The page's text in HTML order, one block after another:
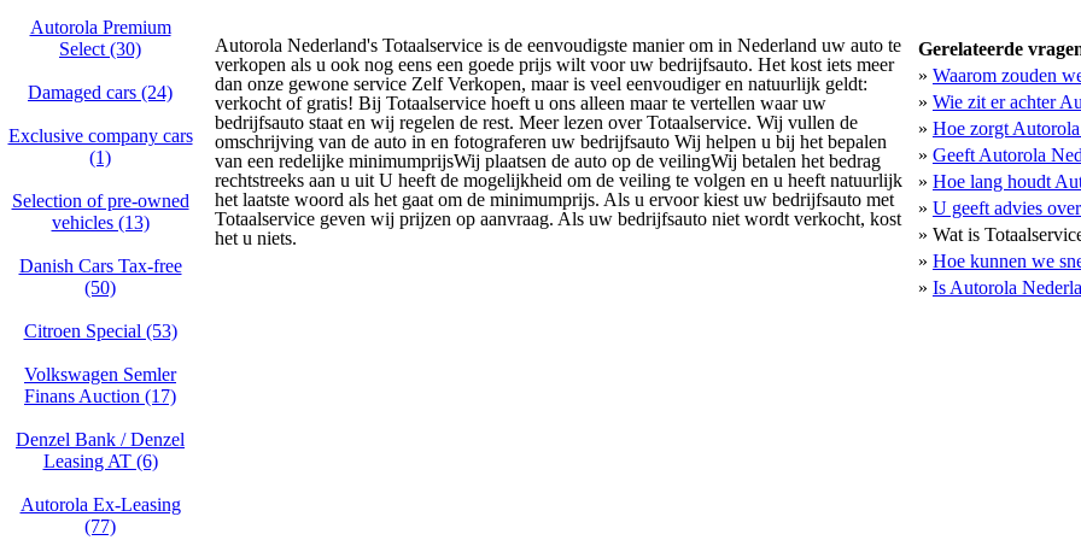
Autorola Premium
Select (30)
Damaged cars (24)
Exclusive company cars
(1)
Selection of pre-owned
vehicles (13)
Danish Cars Tax-free
(50)
Citroen Special (53)
Volkswagen Semler
Finans Auction (17)
Denzel Bank / Denzel
Leasing AT (6)
Autorola Ex-Leasing
(77)
Autorola Nederland's Totaalservice is de eenvoudigste manier om in Nederland uw auto te
verkopen als u ook nog eens een goede prijs wilt voor uw bedrijfsauto. Het kost iets meer
dan onze gewone service Zelf Verkopen, maar is veel eenvoudiger en natuurlijk geldt:
verkocht of gratis! Bij Totaalservice hoeft u ons alleen maar te vertellen waar uw
bedrijfsauto staat en wij regelen de rest. Meer lezen over Totaalservice. Wij vullen de
omschrijving van de auto in en fotograferen uw bedrijfsauto Wij helpen u bij het bepalen
van een redelijke minimumprijsWij plaatsen de auto op de veilingWij betalen het bedrag
rechtstreeks aan u uit U heeft de mogelijkheid om de veiling te volgen en u heeft natuurlijk
het laatste woord als het gaat om de minimumprijs. Als u ervoor kiest uw bedrijfsauto met
Totaalservice geven wij prijzen op aanvraag. Als uw bedrijfsauto niet wordt verkocht, kost
het u niets.
Gerelateerde
» Waarom zouden
» Wie zit er achter
» Hoe zorgt
» Geeft Autorola
» Hoe lang houdt
» U geeft advies
» Wat is
» Hoe kunnen we
» Is Autorola